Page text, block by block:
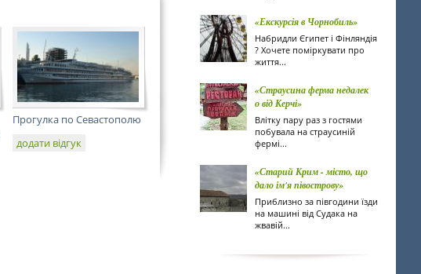
Прогулка по Севастополю
додати відгук
«Екскурсія в Чорнобиль»
Набридли Єгипет і Фінляндія
? Хочете поміркувати про
життя...
«Страусина ферма недалек
о від Керчі»
Влітку пару раз з гостями
побувала на страусиній
фермі...
«Старий Крим - місто, що
дало ім'я півострову»
Приблизно за півгодини їзди
на машині від Судака на
жвавій...